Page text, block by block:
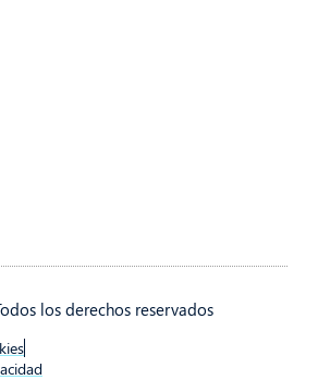
los derechos reservados